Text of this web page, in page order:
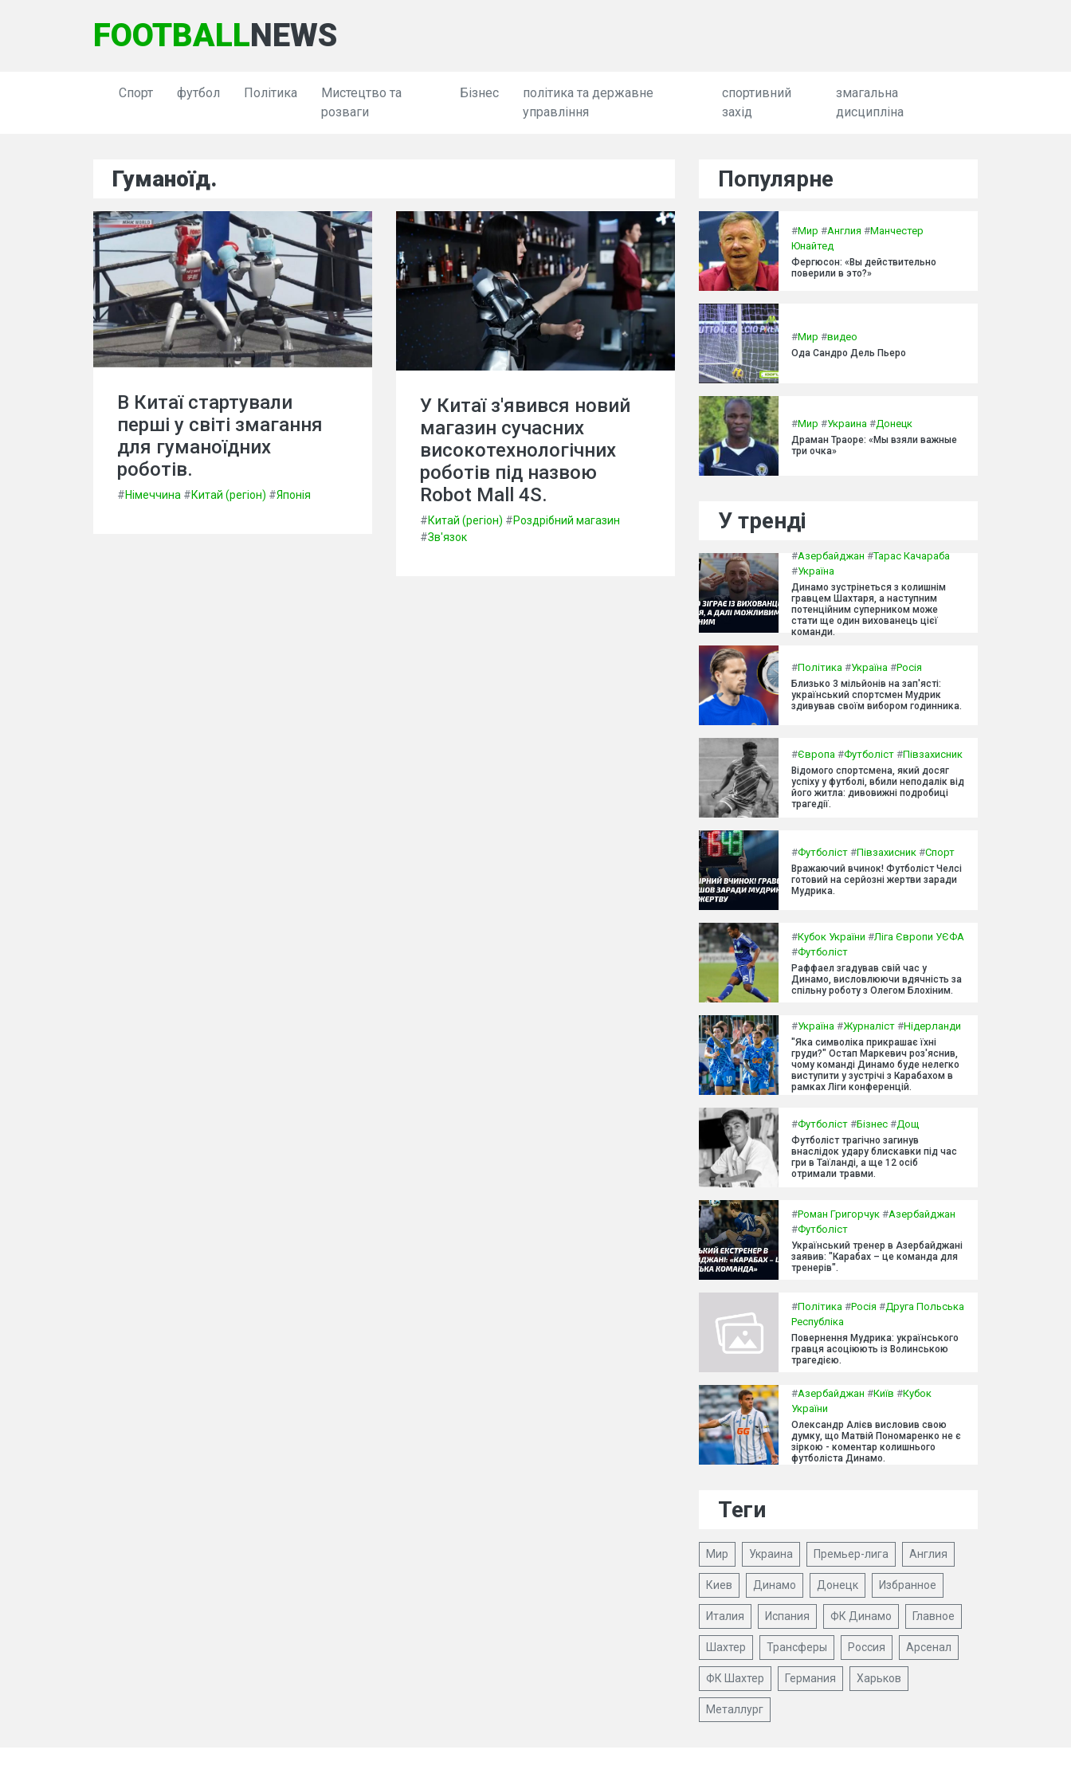
FOOTBALLNEWS
Спорт футбол Політика
Мистецтво та
розваги
Бізнес
політика та державне
управління
спортивний
захід
змагальна
дисципліна
Гуманоїд.
В Китаї стартували
перші у світі змагання
для гуманоїдних
роботів.
#Німеччина #Китай (регіон) #Японія
У Китаї з'явився новий
магазин сучасних
високотехнологічних
роботів під назвою
Robot Mall 4S.
#Китай (регіон) #Роздрібний магазин
#Зв'язок
Популярне
#Мир #Англия #Манчестер
Юнайтед
Фергюсон: «Вы действительно
поверили в это?»
#Мир #видео
Ода Сандро Дель Пьеро
#Мир #Украина #Донецк
Драман Траоре: «Мы взяли важные
три очка»
У тренді
#Азербайджан #Тарас Качараба
#Україна
Динамо зустрінеться з колишнім
гравцем Шахтаря, а наступним
потенційним суперником може
стати ще один вихованець цієї
команди.
#Політика #Україна #Росія
Близько 3 мільйонів на зап'ясті:
український спортсмен Мудрик
здивував своїм вибором годинника.
#Європа #Футболіст #Півзахисник
Відомого спортсмена, який досяг
успіху у футболі, вбили неподалік від
його житла: дивовижні подробиці
трагедії.
#Футболіст #Півзахисник #Спорт
Вражаючий вчинок! Футболіст Челсі
готовий на серйозні жертви заради
Мудрика.
#Кубок України #Ліга Європи УЄФА
#Футболіст
Раффаел згадував свій час у
Динамо, висловлюючи вдячність за
спільну роботу з Олегом Блохіним.
#Україна #Журналіст #Нідерланди
"Яка символіка прикрашає їхні
груди?" Остап Маркевич роз'яснив,
чому команді Динамо буде нелегко
виступити у зустрічі з Карабахом в
рамках Ліги конференцій.
#Футболіст #Бізнес #Дощ
Футболіст трагічно загинув
внаслідок удару блискавки під час
гри в Таїланді, а ще 12 осіб
отримали травми.
#Роман Григорчук #Азербайджан
#Футболіст
Український тренер в Азербайджані
заявив: "Карабах – це команда для
тренерів".
#Політика #Росія #Друга Польська
Республіка
Повернення Мудрика: українського
гравця асоціюють із Волинською
трагедією.
#Азербайджан #Київ #Кубок
України
Олександр Алієв висловив свою
думку, що Матвій Пономаренко не є
зіркою - коментар колишнього
футболіста Динамо.
Теги
Мир Украина Премьер-лига Англия
Киев Динамо Донецк Избранное
Италия Испания ФК Динамо Главное
Шахтер Трансферы Россия Арсенал
ФК Шахтер Германия Харьков
Металлург